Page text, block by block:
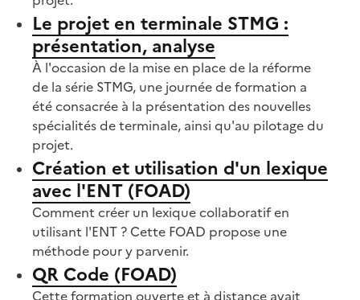
Le projet en terminale STMG :
présentation, analyse
À l'occasion de la mise en place de la réforme
de la série STMG, une journée de formation a
été consacrée à la présentation des nouvelles
spécialités de terminale, ainsi qu'au pilotage du
projet.
Création et utilisation d'un lexique
avec l'ENT (FOAD)
Comment créer un lexique collaboratif en
utilisant l'ENT ? Cette FOAD propose une
méthode pour y parvenir.
QR Code (FOAD)
Cette formation ouverte et à distance avait